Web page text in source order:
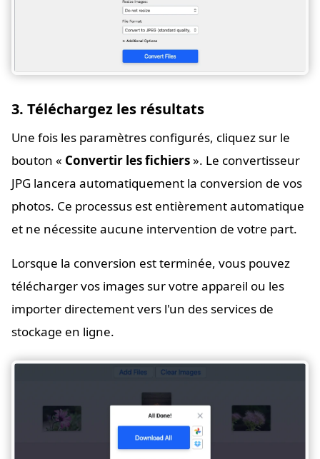
3. Téléchargez les résultats
Une fois les paramètres configurés, cliquez sur le
bouton « Convertir les fichiers». Le convertisseur
JPG lancera automatiquement la conversion de vos
photos. Ce processus est entièrement automatique
et ne nécessite aucune intervention de votre part.
Lorsque la conversion est terminée, vous pouvez
télécharger vos images sur votre appareil ou les
importer directement vers l'un des services de
stockage en ligne.